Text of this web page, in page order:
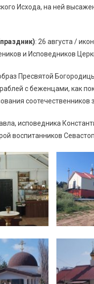
Исхода, на ней
: 26 августа /
и Исповедников
Пресвятой
с беженцами, как
соотечественников
исповедника
воспитанников